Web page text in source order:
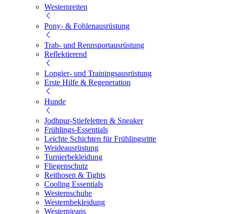
Westernreiten
Pony- & Fohlenausrüstung
Trab- und Rennsportausrüstung
Reflektierend
Longier- und Trainingsausrüstung
Erste Hilfe & Regeneration
Hunde
Jodhpur-Stiefeletten & Sneaker
Frühlings-Essentials
Leichte Schichten für Frühlingsritte
Weideausrüstung
Turnierbekleidung
Fliegenschutz
Reithosen & Tights
Cooling Essentials
Westernschuhe
Westernbekleidung
Westernjeans